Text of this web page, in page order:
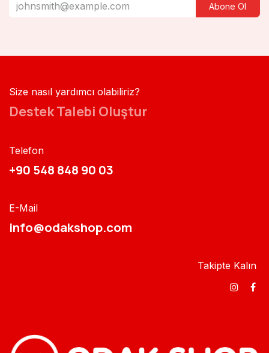
Abone Ol
Size nasıl yardımcı olabiliriz?
Destek Talebi Oluştur
Telefon
+90 548 848 90 03​​
E-Mail
info@odakshop.com​
Takipte Kalın